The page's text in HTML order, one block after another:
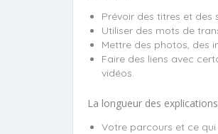
Prévoir des titres et des
Utiliser des mots de
Mettre des photos, des
Faire des liens avec
vidéos.
La longueur des
Votre parcours et ce